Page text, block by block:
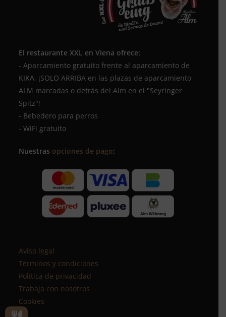
El restaurante XXL en Viena ofrece:
- Aparcamiento gratuito frente al aparcamiento de
KIKA, ¡SOLO ARRIBA en las plazas de aparcamiento
ALM marcadas o detrás del Alm en el "Seyringer
Spitz"!
- Bebedero para perros
- WiFi gratuito
Nuestras opciones de pago:
Aviso legal
Términos y condiciones
Política de privacidad
Trabaja con nosotros
Cookies